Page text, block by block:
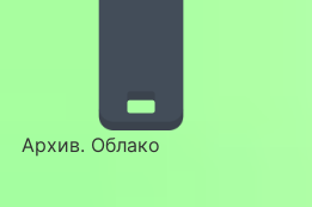
Архив. Облако